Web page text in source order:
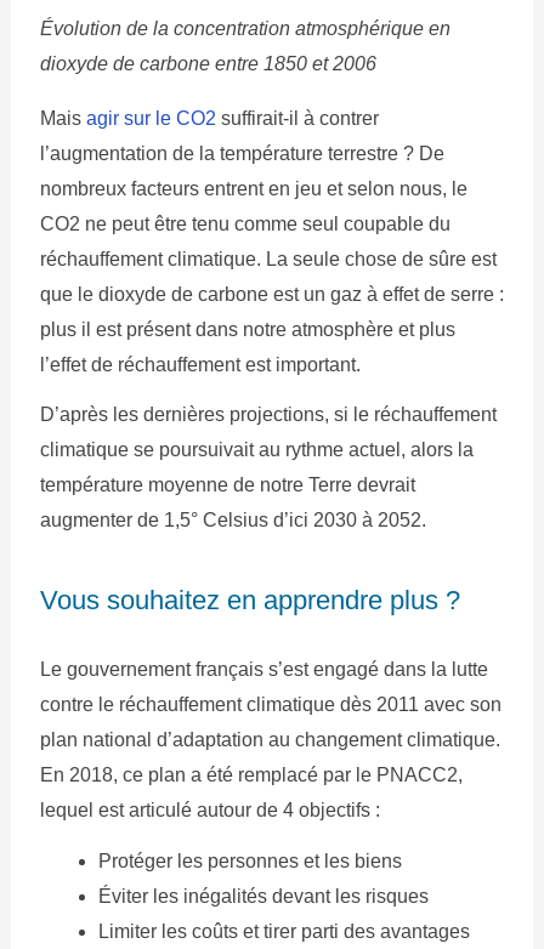
Évolution de la concentration atmosphérique en
dioxyde de carbone entre 1850 et 2006
Mais agir sur le CO2 suffirait-il à contrer
l’augmentation de la température terrestre ? De
nombreux facteurs entrent en jeu et selon nous, le
CO2 ne peut être tenu comme seul coupable du
réchauffement climatique. La seule chose de sûre est
que le dioxyde de carbone est un gaz à effet de serre :
plus il est présent dans notre atmosphère et plus
l’effet de réchauffement est important.
D’après les dernières projections, si le réchauffement
climatique se poursuivait au rythme actuel, alors la
température moyenne de notre Terre devrait
augmenter de 1,5° Celsius d’ici 2030 à 2052.
Vous souhaitez en apprendre plus ?
Le gouvernement français s’est engagé dans la lutte
contre le réchauffement climatique dès 2011 avec son
plan national d’adaptation au changement climatique.
En 2018, ce plan a été remplacé par le PNACC2,
lequel est articulé autour de 4 objectifs :
Protéger les personnes et les biens
Éviter les inégalités devant les risques
Limiter les coûts et tirer parti des avantages